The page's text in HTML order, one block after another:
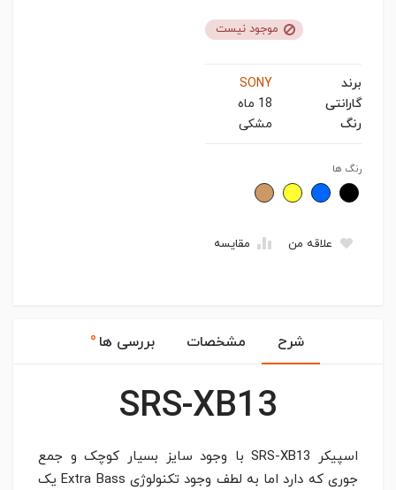
موجود نیست
برند
SONY
گارانتی
18 ماه
رنگ
مشکی
رنگ ها
علاقه من مقایسه
شرح مشخصات بررسی ها ۰
SRS-XB13
اسپیکر SRS-XB13 با وجود سایز بسیار کوچک و جمع
جوری که دارد اما به لطف وجود تکنولوژی Extra Bass یک